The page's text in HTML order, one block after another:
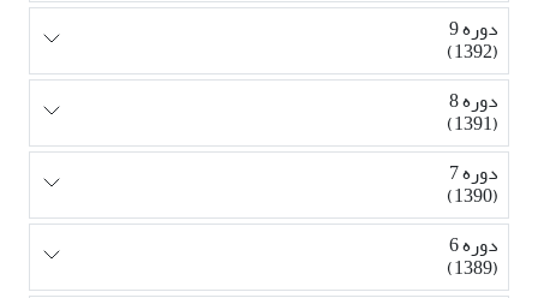
دوره 9
(1392)
دوره 8
(1391)
دوره 7
(1390)
دوره 6
(1389)